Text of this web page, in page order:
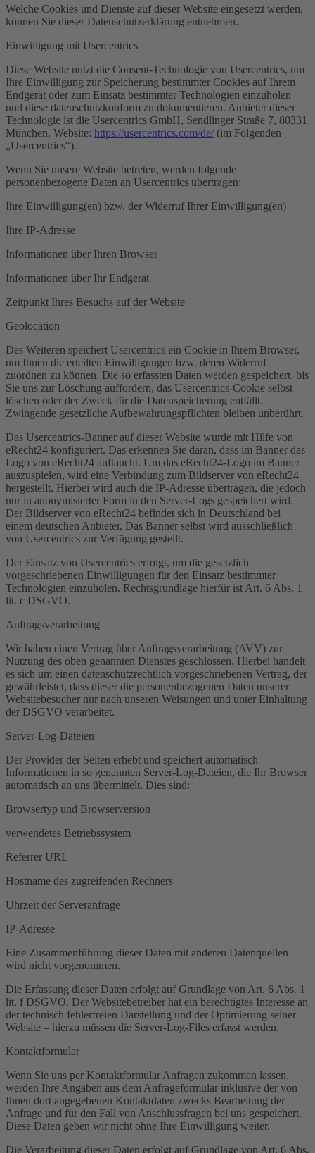
Welche Cookies und Dienste auf dieser Website eingesetzt werden,
können Sie dieser Datenschutzerklärung entnehmen.
Einwilligung mit Usercentrics
Diese Website nutzt die Consent-Technologie von Usercentrics, um
Ihre Einwilligung zur Speicherung bestimmter Cookies auf Ihrem
Endgerät oder zum Einsatz bestimmter Technologien einzuholen
und diese datenschutzkonform zu dokumentieren. Anbieter dieser
Technologie ist die Usercentrics GmbH, Sendlinger Straße 7, 80331
München, Website: https://usercentrics.com/de/ (im Folgenden
„Usercentrics“).
Wenn Sie unsere Website betreten, werden folgende
personenbezogene Daten an Usercentrics übertragen:
Ihre Einwilligung(en) bzw. der Widerruf Ihrer Einwilligung(en)
Ihre IP-Adresse
Informationen über Ihren Browser
Informationen über Ihr Endgerät
Zeitpunkt Ihres Besuchs auf der Website
Geolocation
Des Weiteren speichert Usercentrics ein Cookie in Ihrem Browser,
um Ihnen die erteilten Einwilligungen bzw. deren Widerruf
zuordnen zu können. Die so erfassten Daten werden gespeichert, bis
Sie uns zur Löschung auffordern, das Usercentrics-Cookie selbst
löschen oder der Zweck für die Datenspeicherung entfällt.
Zwingende gesetzliche Aufbewahrungspflichten bleiben unberührt.
Das Usercentrics-Banner auf dieser Website wurde mit Hilfe von
eRecht24 konfiguriert. Das erkennen Sie daran, dass im Banner das
Logo von eRecht24 auftaucht. Um das eRecht24-Logo im Banner
auszuspielen, wird eine Verbindung zum Bildserver von eRecht24
hergestellt. Hierbei wird auch die IP-Adresse übertragen, die jedoch
nur in anonymisierter Form in den Server-Logs gespeichert wird.
Der Bildserver von eRecht24 befindet sich in Deutschland bei
einem deutschen Anbieter. Das Banner selbst wird ausschließlich
von Usercentrics zur Verfügung gestellt.
Der Einsatz von Usercentrics erfolgt, um die gesetzlich
vorgeschriebenen Einwilligungen für den Einsatz bestimmter
Technologien einzuholen. Rechtsgrundlage hierfür ist Art. 6 Abs. 1
lit. c DSGVO.
Auftragsverarbeitung
Wir haben einen Vertrag über Auftragsverarbeitung (AVV) zur
Nutzung des oben genannten Dienstes geschlossen. Hierbei handelt
es sich um einen datenschutzrechtlich vorgeschriebenen Vertrag, der
gewährleistet, dass dieser die personenbezogenen Daten unserer
Websitebesucher nur nach unseren Weisungen und unter Einhaltung
der DSGVO verarbeitet.
Server-Log-Dateien
Der Provider der Seiten erhebt und speichert automatisch
Informationen in so genannten Server-Log-Dateien, die Ihr Browser
automatisch an uns übermittelt. Dies sind:
Browsertyp und Browserversion
verwendetes Betriebssystem
Referrer URL
Hostname des zugreifenden Rechners
Uhrzeit der Serveranfrage
IP-Adresse
Eine Zusammenführung dieser Daten mit anderen Datenquellen
wird nicht vorgenommen.
Die Erfassung dieser Daten erfolgt auf Grundlage von Art. 6 Abs. 1
lit. f DSGVO. Der Websitebetreiber hat ein berechtigtes Interesse an
der technisch fehlerfreien Darstellung und der Optimierung seiner
Website – hierzu müssen die Server-Log-Files erfasst werden.
Kontaktformular
Wenn Sie uns per Kontaktformular Anfragen zukommen lassen,
werden Ihre Angaben aus dem Anfrageformular inklusive der von
Ihnen dort angegebenen Kontaktdaten zwecks Bearbeitung der
Anfrage und für den Fall von Anschlussfragen bei uns gespeichert.
Diese Daten geben wir nicht ohne Ihre Einwilligung weiter.
Die Verarbeitung dieser Daten erfolgt auf Grundlage von Art. 6 Abs.